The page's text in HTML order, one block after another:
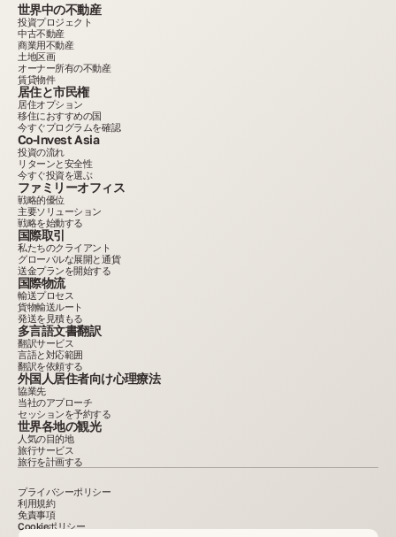
世界中の不動産
投資プロジェクト
中古不動産
商業用不動産
土地区画
オーナー所有の不動産
賃貸物件
居住と市民権
居住オプション
移住におすすめの国
今すぐプログラムを確認
Co-Invest Asia
投資の流れ
リターンと安全性
今すぐ投資を選ぶ
ファミリーオフィス
戦略的優位
主要ソリューション
戦略を始動する
国際取引
私たちのクライアント
グローバルな展開と通貨
送金プランを開始する
国際物流
輸送プロセス
貨物輸送ルート
発送を見積もる
多言語文書翻訳
翻訳サービス
言語と対応範囲
翻訳を依頼する
外国人居住者向け心理療法
協業先
当社のアプローチ
セッションを予約する
世界各地の観光
人気の目的地
旅行サービス
旅行を計画する
プライバシーポリシー
利用規約
免責事項
Cookieポリシー